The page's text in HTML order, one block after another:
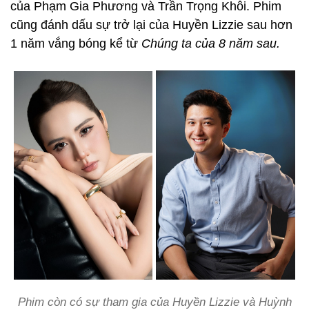
của Phạm Gia Phương và Trần Trọng Khôi. Phim
cũng đánh dấu sự trở lại của Huyền Lizzie sau hơn
1 năm vắng bóng kể từ Chúng ta của 8 năm sau.
Phim còn có sự tham gia của Huyền Lizzie và Huỳnh